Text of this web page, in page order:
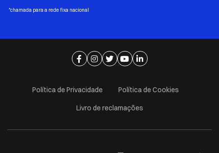
*chamada para a rede fixa nacional
Ir para página de facebook
Ir para página de instagram
Ir para página de twitter
Ir para página de youtube
Ir para página de
Política de Privacidade Política de Cookies
Livro de reclamações